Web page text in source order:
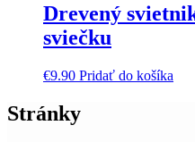
Drevený
sviečku
€9.90 Pridať do košíka
Stránky